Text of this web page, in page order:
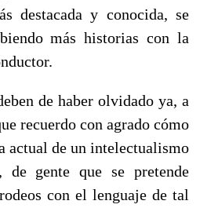
destacada y conocida, se
más historias con la
de haber olvidado ya, a
recuerdo con agrado cómo
actual de un intelectualismo
de gente que se pretende
con el lenguaje de tal